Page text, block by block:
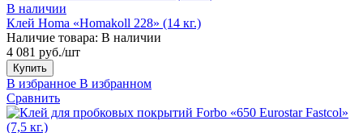
В наличии
Клей Homa «Homakoll 228» (14 кг.)
Наличие товара: В наличии
4 081 руб./шт
Купить
В избранное В избранном
Сравнить